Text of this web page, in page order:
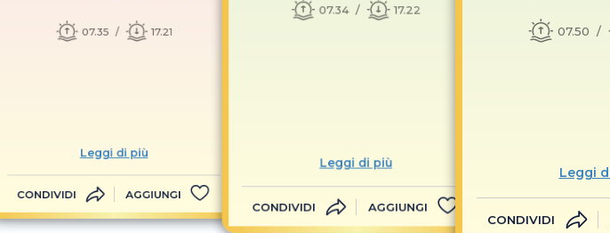
07.35 17.21
Leggi di più
CONDIVIDI AGGIUNGI
07.34 17.22
Leggi di più
CONDIVIDI AGGIUNGI
07.50
Leggi
CONDIVIDI